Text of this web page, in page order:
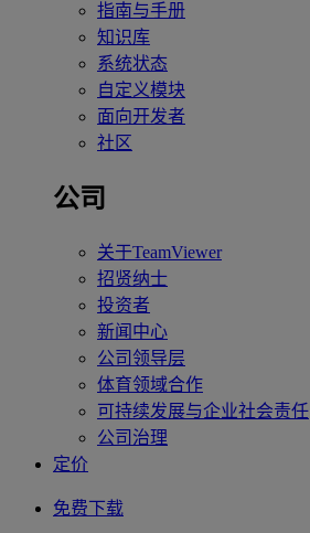
指南与手册
知识库
系统状态
自定义模块
面向开发者
社区
公司
关于TeamViewer
招贤纳士
投资者
新闻中心
公司领导层
体育领域合作
可持续发展与企业社会责任
公司治理
定价
免费下载